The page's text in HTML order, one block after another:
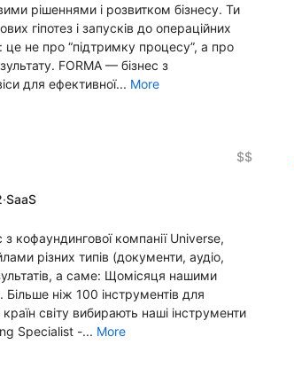
рішеннями і розвитком бізнесу. Ти
гіпотез і запусків до операційних
не про “підтримку процесу”, а про
FORMA — бізнес з
для ефективної... More
$$
·SaaS
кофаундингової компанії Universe,
різних типів (документи, аудіо,
а саме: Щомісяця нашими
ніж 100 інструментів для
світу вибирають наші інструменти
Specialist -... More